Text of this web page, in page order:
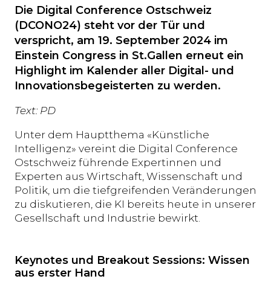
Die Digital Conference Ostschweiz
(DCONO24) steht vor der Tür und
verspricht, am 19. September 2024 im
Einstein Congress in St.Gallen erneut ein
Highlight im Kalender aller Digital- und
Innovationsbegeisterten zu werden.
Text: PD
Unter dem Hauptthema «Künstliche
Intelligenz» vereint die Digital Conference
Ostschweiz führende Expertinnen und
Experten aus Wirtschaft, Wissenschaft und
Politik, um die tiefgreifenden Veränderungen
zu diskutieren, die KI bereits heute in unserer
Gesellschaft und Industrie bewirkt.
Keynotes und Breakout Sessions: Wissen
aus erster Hand